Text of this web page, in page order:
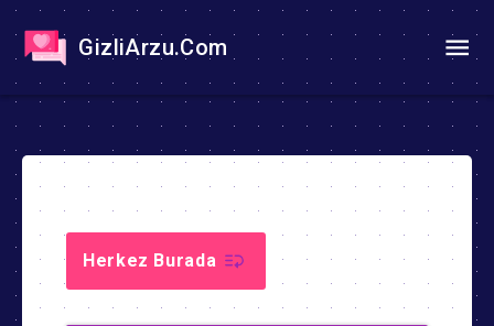
GizliArzu.Com
Herkez Burada